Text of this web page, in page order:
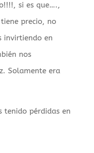
si es que….,
precio, no
invirtiendo en
nos
Solamente era
tenido pérdidas en